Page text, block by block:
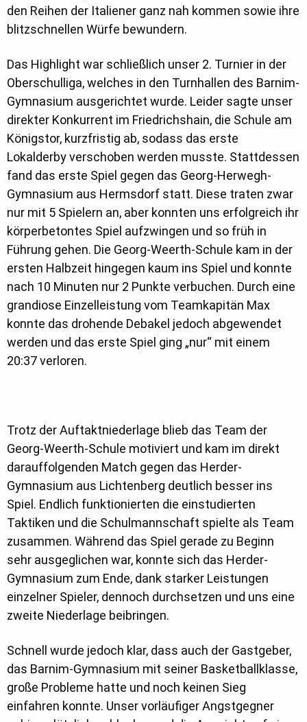
den Reihen der Italiener ganz nah kommen sowie ihre
blitzschnellen Würfe bewundern.
Das Highlight war schließlich unser 2. Turnier in der
Oberschulliga, welches in den Turnhallen des Barnim-
Gymnasium ausgerichtet wurde. Leider sagte unser
direkter Konkurrent im Friedrichshain, die Schule am
Königstor, kurzfristig ab, sodass das erste
Lokalderby verschoben werden musste. Stattdessen
fand das erste Spiel gegen das Georg-Herwegh-
Gymnasium aus Hermsdorf statt. Diese traten zwar
nur mit 5 Spielern an, aber konnten uns erfolgreich ihr
körperbetontes Spiel aufzwingen und so früh in
Führung gehen. Die Georg-Weerth-Schule kam in der
ersten Halbzeit hingegen kaum ins Spiel und konnte
nach 10 Minuten nur 2 Punkte verbuchen. Durch eine
grandiose Einzelleistung vom Teamkapitän Max
konnte das drohende Debakel jedoch abgewendet
werden und das erste Spiel ging „nur“ mit einem
20:37 verloren.
Trotz der Auftaktniederlage blieb das Team der
Georg-Weerth-Schule motiviert und kam im direkt
darauffolgenden Match gegen das Herder-
Gymnasium aus Lichtenberg deutlich besser ins
Spiel. Endlich funktionierten die einstudierten
Taktiken und die Schulmannschaft spielte als Team
zusammen. Während das Spiel gerade zu Beginn
sehr ausgeglichen war, konnte sich das Herder-
Gymnasium zum Ende, dank starker Leistungen
einzelner Spieler, dennoch durchsetzen und uns eine
zweite Niederlage beibringen.
Schnell wurde jedoch klar, dass auch der Gastgeber,
das Barnim-Gymnasium mit seiner Basketballklasse,
große Probleme hatte und noch keinen Sieg
einfahren konnte. Unser vorläufiger Angstgegner